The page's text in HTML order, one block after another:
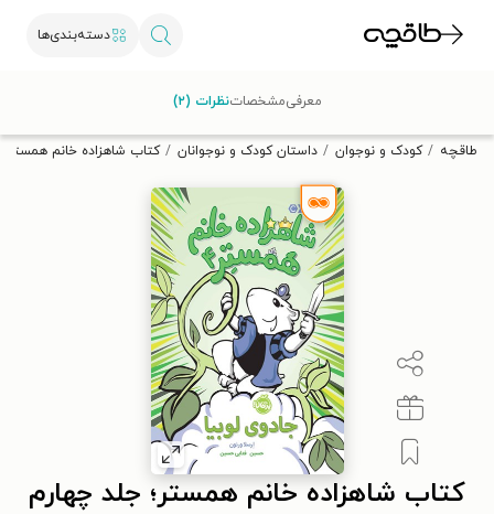
دسته‌بندی‌ها
تخفیف از طاقچه دریافت کن.
طاقچه کودک و نوجوان داستان کودک و نوجوانان کتاب شاهزاده خانم همستر؛
کتاب شاهزاده خانم همستر؛ جلد چهارم
معرفیمشخصاتنظرات (۲)